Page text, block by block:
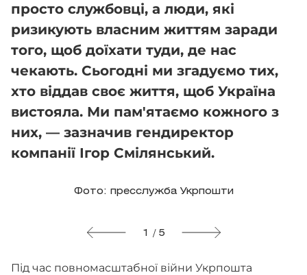
просто службовці, а люди, які
ризикують власним життям заради
того, щоб доїхати туди, де нас
чекають. Сьогодні ми згадуємо тих,
хто віддав своє життя, щоб Україна
вистояла. Ми пам'ятаємо кожного з
них, — зазначив гендиректор
компанії Ігор Смілянський.
Фото: пресслужба Укрпошти
1 / 5
Під час повномасштабної війни Укрпошта